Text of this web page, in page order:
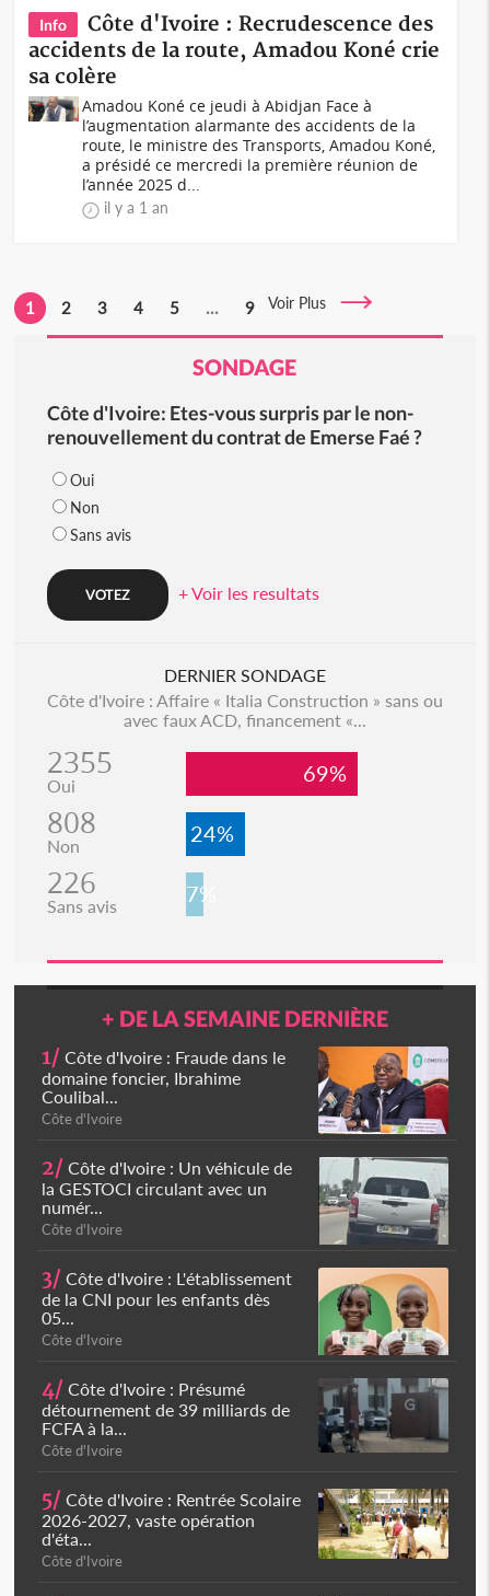
Info
Côte d'Ivoire : Recrudescence des
accidents de la route, Amadou Koné crie
sa colère
Amadou Koné ce jeudi à Abidjan Face à
l’augmentation alarmante des accidents de la
route, le ministre des Transports, Amadou Koné,
a présidé ce mercredi la première réunion de
l’année 2025 d...
il y a 1 an
1 2 3 4 5 ... 9 Voir Plus
SONDAGE
Côte d'Ivoire: Etes-vous surpris par le non-
renouvellement du contrat de Emerse Faé ?
Oui
Non
Sans avis
+ Voir les resultats
DERNIER SONDAGE
Côte d'Ivoire : Affaire « Italia Construction » sans ou
avec faux ACD, financement «...
2355
Oui 69%
808
Non 24%
226
Sans avis 7%
+ DE LA SEMAINE DERNIÈRE
1/ Côte d'Ivoire : Fraude dans le
domaine foncier, Ibrahime
Coulibal...
Côte d'Ivoire
2/ Côte d'Ivoire : Un véhicule de
la GESTOCI circulant avec un
numér...
Côte d'Ivoire
3/ Côte d'Ivoire : L'établissement
de la CNI pour les enfants dès
05...
Côte d'Ivoire
4/ Côte d'Ivoire : Présumé
détournement de 39 milliards de
FCFA à la...
Côte d'Ivoire
5/ Côte d'Ivoire : Rentrée Scolaire
2026-2027, vaste opération
d'éta...
Côte d'Ivoire